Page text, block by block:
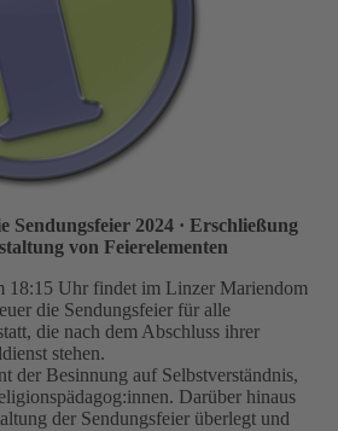
Sendungsfeier 2024 · Erschließung
von Feierelementen
18:15 Uhr findet im Linzer Mariendom
die Sendungsfeier für alle
die nach dem Abschluss ihrer
stehen.
der Besinnung auf Selbstverständnis,
Darüber hinaus
der Sendungsfeier überlegt und